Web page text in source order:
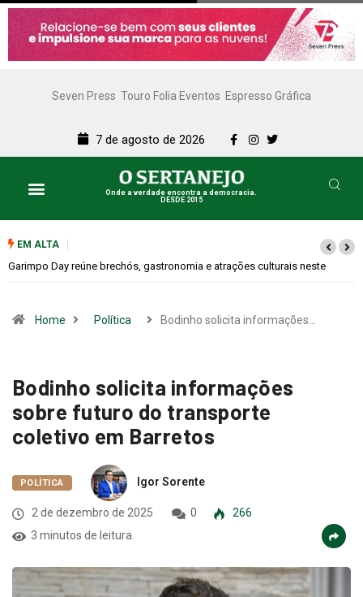
Seven Press Touro Folia Eventos Espresso Gráfica
7 de agosto de 2026
Onde a verdade encontra a democracia.
DESDE 2015
EM ALTA
Bugonia transforma paranoia e conspiração em um suspense
Home Política Bodinho solicita informações…
Bodinho solicita informações
sobre futuro do transporte
coletivo em Barretos
POLÍTICA Igor Sorente
2 de dezembro de 2025 0
266
3 minutos de leitura